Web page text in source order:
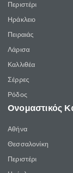
Περιστέρι
Ηράκλειο
Πειραιάς
Λάρισα
Καλλιθέα
Σέρρες
Ρόδος
Ονομαστικός
Αθήνα
Θεσσαλονίκη
Περιστέρι